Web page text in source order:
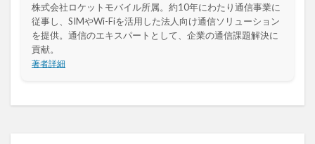
株式会社ロケットモバイル所属。約10年にわたり通信事業に
従事し、SIMやWi-Fiを活用した法人向け通信ソリューション
を提供。通信のエキスパートとして、企業の通信課題解決に
貢献。
著者詳細